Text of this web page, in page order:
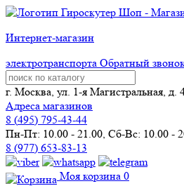
Интернет-магазин
электротранспорта Обратный
г. Москва, ул. 1-я Магистральная, д.
Адреса магазинов
8 (495) 795-43-44
Пн-Пт: 10.00 - 21.00, Сб-Вс: 10.00 -
8 (977) 653-83-13
Моя корзина 0